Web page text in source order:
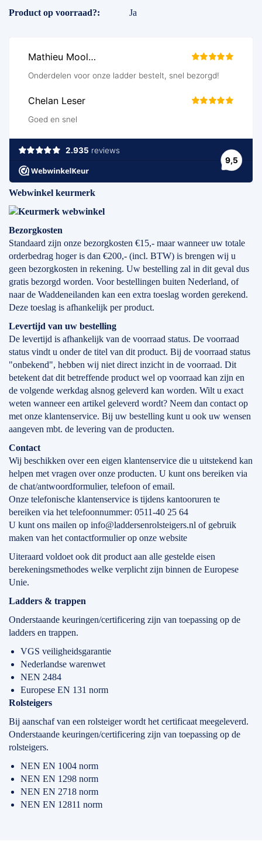
Product op voorraad?
Ja
Webwinkel keurmerk
Bezorgkosten
Standaard zijn onze bezorgkosten €15,- maar wanneer uw totale
orderbedrag hoger is dan €200,- (incl. BTW) is brengen wij u
geen bezorgkosten in rekening. Uw bestelling zal in dit geval dus
gratis bezorgd worden. Voor bestellingen buiten Nederland, of
naar de Waddeneilanden kan een extra toeslag worden gerekend.
Deze toeslag is afhankelijk per product.
Levertijd van uw bestelling
De levertijd is afhankelijk van de voorraad status. De voorraad
status vindt u onder de titel van dit product. Bij de voorraad status
"onbekend", hebben wij niet direct inzicht in de voorraad. Dit
betekent dat dit betreffende product wel op voorraad kan zijn en
de volgende werkdag alsnog geleverd kan worden. Wilt u exact
weten wanneer een artikel geleverd wordt? Neem dan contact op
met onze klantenservice. Bij uw bestelling kunt u ook uw wensen
aangeven mbt. de levering van de producten.
Contact
Wij beschikken over een eigen klantenservice die u uitstekend kan
helpen met vragen over onze producten. U kunt ons bereiken via
de chat/antwoordformulier, telefoon of email.
Onze telefonische klantenservice is tijdens kantooruren te
bereiken via het telefoonnummer: 0511-40 25 64
U kunt ons mailen op info@laddersenrolsteigers.nl of gebruik
maken van het contactformulier op onze website
Uiteraard voldoet ook dit product aan alle gestelde eisen
berekeningsmethodes welke verplicht zijn binnen de Europese
Unie.
Ladders & trappen
Onderstaande keuringen/certificering zijn van toepassing op de
ladders en trappen.
VGS veiligheidsgarantie
Nederlandse warenwet
NEN 2484
Europese EN 131 norm
Rolsteigers
Bij aanschaf van een rolsteiger wordt het certificaat meegeleverd.
Onderstaande keuringen/certificering zijn van toepassing op de
rolsteigers.
NEN EN 1004 norm
NEN EN 1298 norm
NEN EN 2718 norm
NEN EN 12811 norm